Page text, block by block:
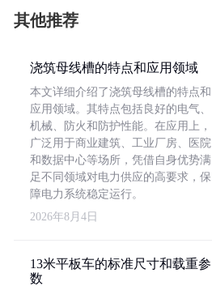
其他推荐
浇筑母线槽的特点和应用领域
本文详细介绍了浇筑母线槽的特点和
应用领域。其特点包括良好的电气、
机械、防火和防护性能。在应用上，
广泛用于商业建筑、工业厂房、医院
和数据中心等场所，凭借自身优势满
足不同领域对电力供应的高要求，保
障电力系统稳定运行。
2026年8月4日
13米平板车的标准尺寸和载重参
数